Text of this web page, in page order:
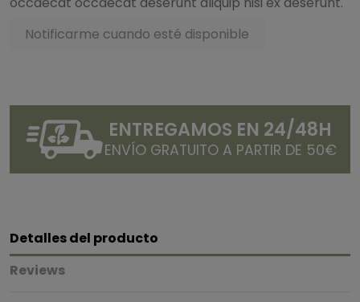
ENTREGAMOS EN 24/48H
ENVÍO GRATUITO A PARTIR DE 50€
Detalles del producto
Reviews